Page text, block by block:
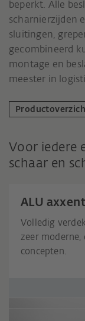
beperkt. Alle
scharnierzijden
sluitingen,
gecombineerd
montage en
meester in
Voor iedere
schaar en
ALU
Volledig
zeer
concepten.